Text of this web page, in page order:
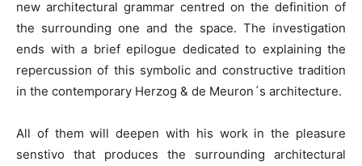
new architectural grammar centred on the definition of
the surrounding one and the space. The investigation
ends with a brief epilogue dedicated to explaining the
repercussion of this symbolic and constructive tradition
in the contemporary Herzog & de Meuron´s architecture.
All of them will deepen with his work in the pleasure
senstivo that produces the surrounding architectural